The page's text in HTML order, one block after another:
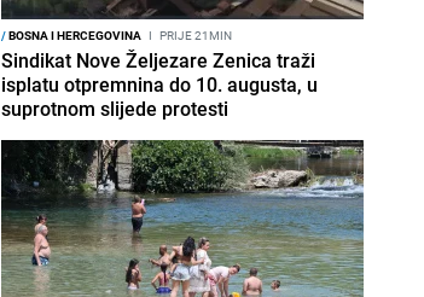
/BOSNA I HERCEGOVINA I PRIJE 21MIN
Sindikat Nove Željezare Zenica traži
isplatu otpremnina do 10. augusta, u
suprotnom slijede protesti